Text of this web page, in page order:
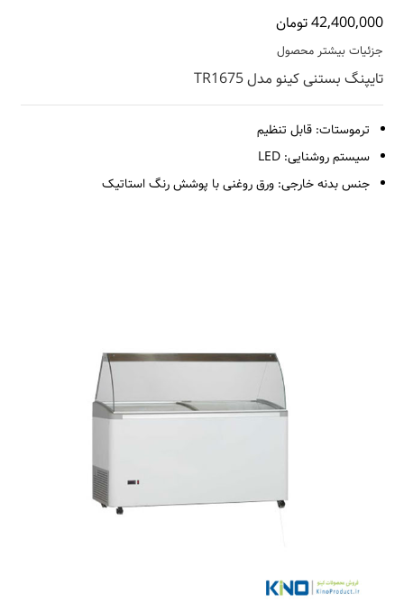
42,400,000 تومان
جزئیات بیشتر محصول
تایپنگ بستنی کینو مدل TR1675
ترموستات: قابل تنظیم
سیستم روشنایی: LED
جنس بدنه خارجی: ورق روغنی با پوشش رنگ استاتیک